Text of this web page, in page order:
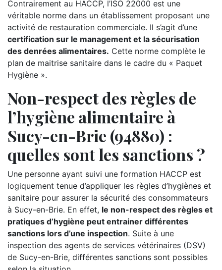
Contrairement au HACCP, l’ISO 22000 est une
véritable norme dans un établissement proposant une
activité de restauration commerciale. Il s’agit d’une
certification sur le management et la sécurisation
des denrées alimentaires. Cette norme complète le
plan de maitrise sanitaire dans le cadre du « Paquet
Hygiène ».
Non-respect des règles de
l’hygiène alimentaire à
Sucy-en-Brie (94880) :
quelles sont les sanctions ?
Une personne ayant suivi une formation HACCP est
logiquement tenue d’appliquer les règles d’hygiènes et
sanitaire pour assurer la sécurité des consommateurs
à Sucy-en-Brie. En effet, le non-respect des règles et
pratiques d’hygiène peut entrainer différentes
sanctions lors d’une inspection. Suite à une
inspection des agents de services vétérinaires (DSV)
de Sucy-en-Brie, différentes sanctions sont possibles